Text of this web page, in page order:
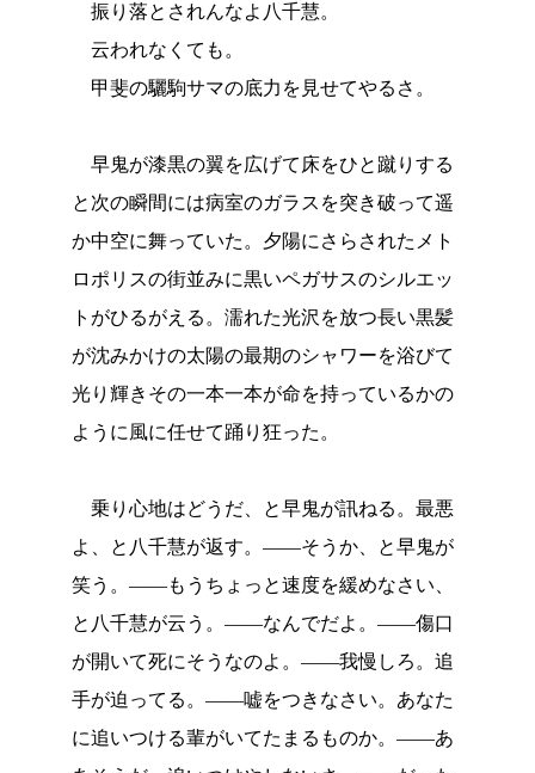
振り落とされんなよ八千慧。
云われなくても。
甲斐の驪駒サマの底力を見せてやるさ。
早鬼が漆黒の翼を広げて床をひと蹴りする
と次の瞬間には病室のガラスを突き破って遥
か中空に舞っていた。夕陽にさらされたメト
ロポリスの街並みに黒いペガサスのシルエッ
トがひるがえる。濡れた光沢を放つ長い黒髪
が沈みかけの太陽の最期のシャワーを浴びて
光り輝きその一本一本が命を持っているかの
ように風に任せて踊り狂った。
乗り心地はどうだ、と早鬼が訊ねる。最悪
よ、と八千慧が返す。――そうか、と早鬼が
笑う。――もうちょっと速度を緩めなさい、
と八千慧が云う。――なんでだよ。――傷口
が開いて死にそうなのよ。――我慢しろ。追
手が迫ってる。――嘘をつきなさい。あなた
に追いつける輩がいてたまるものか。――あ